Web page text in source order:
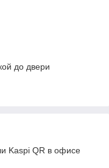
до двери
Kaspi QR в офисе